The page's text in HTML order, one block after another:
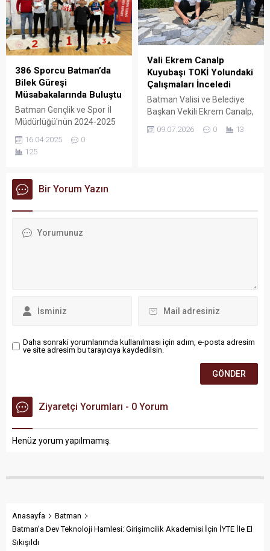
konusundaki kararlı
duruşuna dikkat çekti.
386 Sporcu Batman’da
Bilek Güreşi
Müsabakalarında Buluştu
Batman Gençlik ve Spor İl
Müdürlüğü'nün 2024-2025
Okul Sporları Faaliyet
Programında yer alan
Gençler A kız ve erkek Bilek
tamamlandı.
16.04.2025
0
125
Vali Ekrem Canalp
Kuyubaşı TOKİ Yolundaki
Çalışmaları İnceledi
Batman Valisi ve Belediye
Başkan Vekili Ekrem Canalp,
yolunda Batman Belediyesi
09.07.2026 0 13
Bir Yorum Yazın
Daha sonraki yorumlarımda kullanılması için adım, e-posta adresim
ve site adresim bu tarayıcıya kaydedilsin.
Ziyaretçi Yorumları - 0 Yorum
Henüz yorum yapılmamış.
Anasayfa
Batman
Batman’a Dev Teknoloji Hamlesi: Girişimcilik Akademisi İçin İYTE İle El
Sıkışıldı